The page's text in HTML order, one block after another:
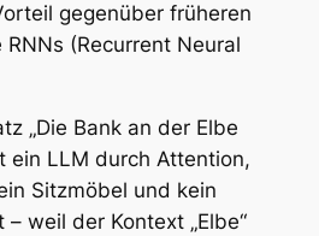
gegenüber früheren
(Recurrent Neural
„Die Bank an der Elbe
ein LLM durch Attention,
Sitzmöbel und kein
weil der Kontext „Elbe“